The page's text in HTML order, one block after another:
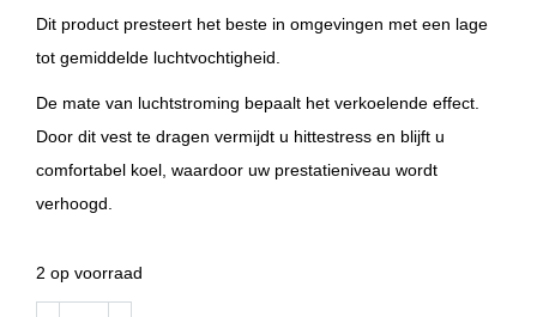
Dit product presteert het beste in omgevingen met een lage
tot gemiddelde luchtvochtigheid.
De mate van luchtstroming bepaalt het verkoelende effect.
Door dit vest te dragen vermijdt u hittestress en blijft u
comfortabel koel, waardoor uw prestatieniveau wordt
verhoogd.
2 op voorraad